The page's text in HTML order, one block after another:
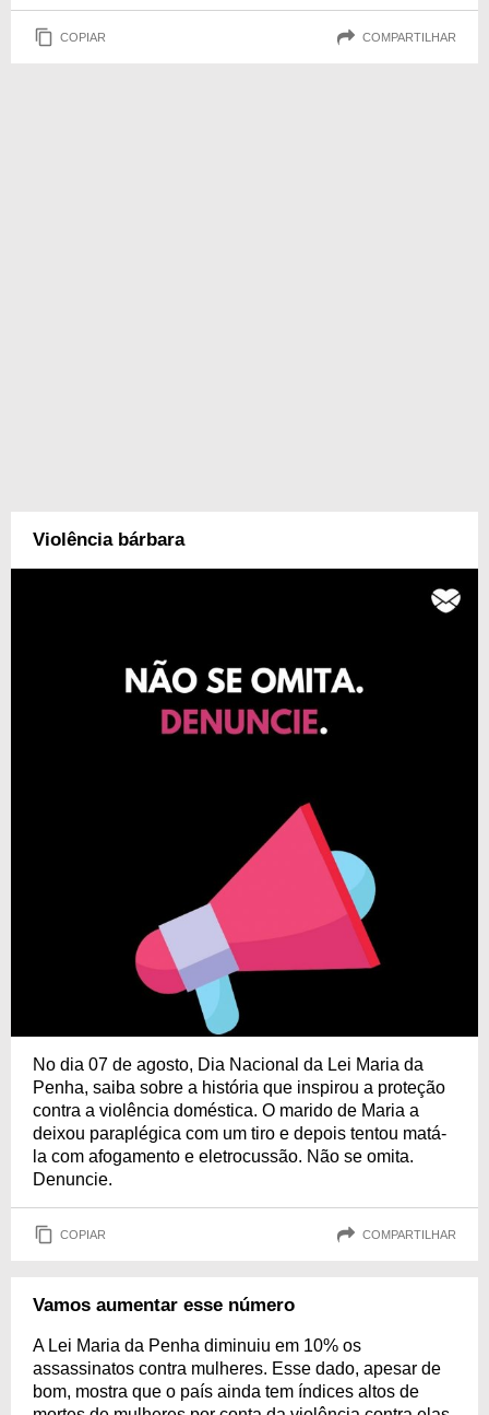
COPIAR COMPARTILHAR
Violência bárbara
No dia 07 de agosto, Dia Nacional da Lei Maria da
Penha, saiba sobre a história que inspirou a proteção
contra a violência doméstica. O marido de Maria a
deixou paraplégica com um tiro e depois tentou matá-
la com afogamento e eletrocussão. Não se omita.
Denuncie.
COPIAR COMPARTILHAR
Vamos aumentar esse número
A Lei Maria da Penha diminuiu em 10% os
assassinatos contra mulheres. Esse dado, apesar de
bom, mostra que o país ainda tem índices altos de